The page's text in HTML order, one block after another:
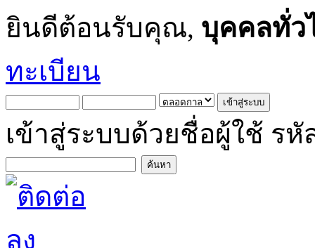
ยินดีต้อนรับคุณ, บุคคลทั่ว
ทะเบียน
เข้าสู่ระบบด้วยชื่อผู้ใช้ รหั